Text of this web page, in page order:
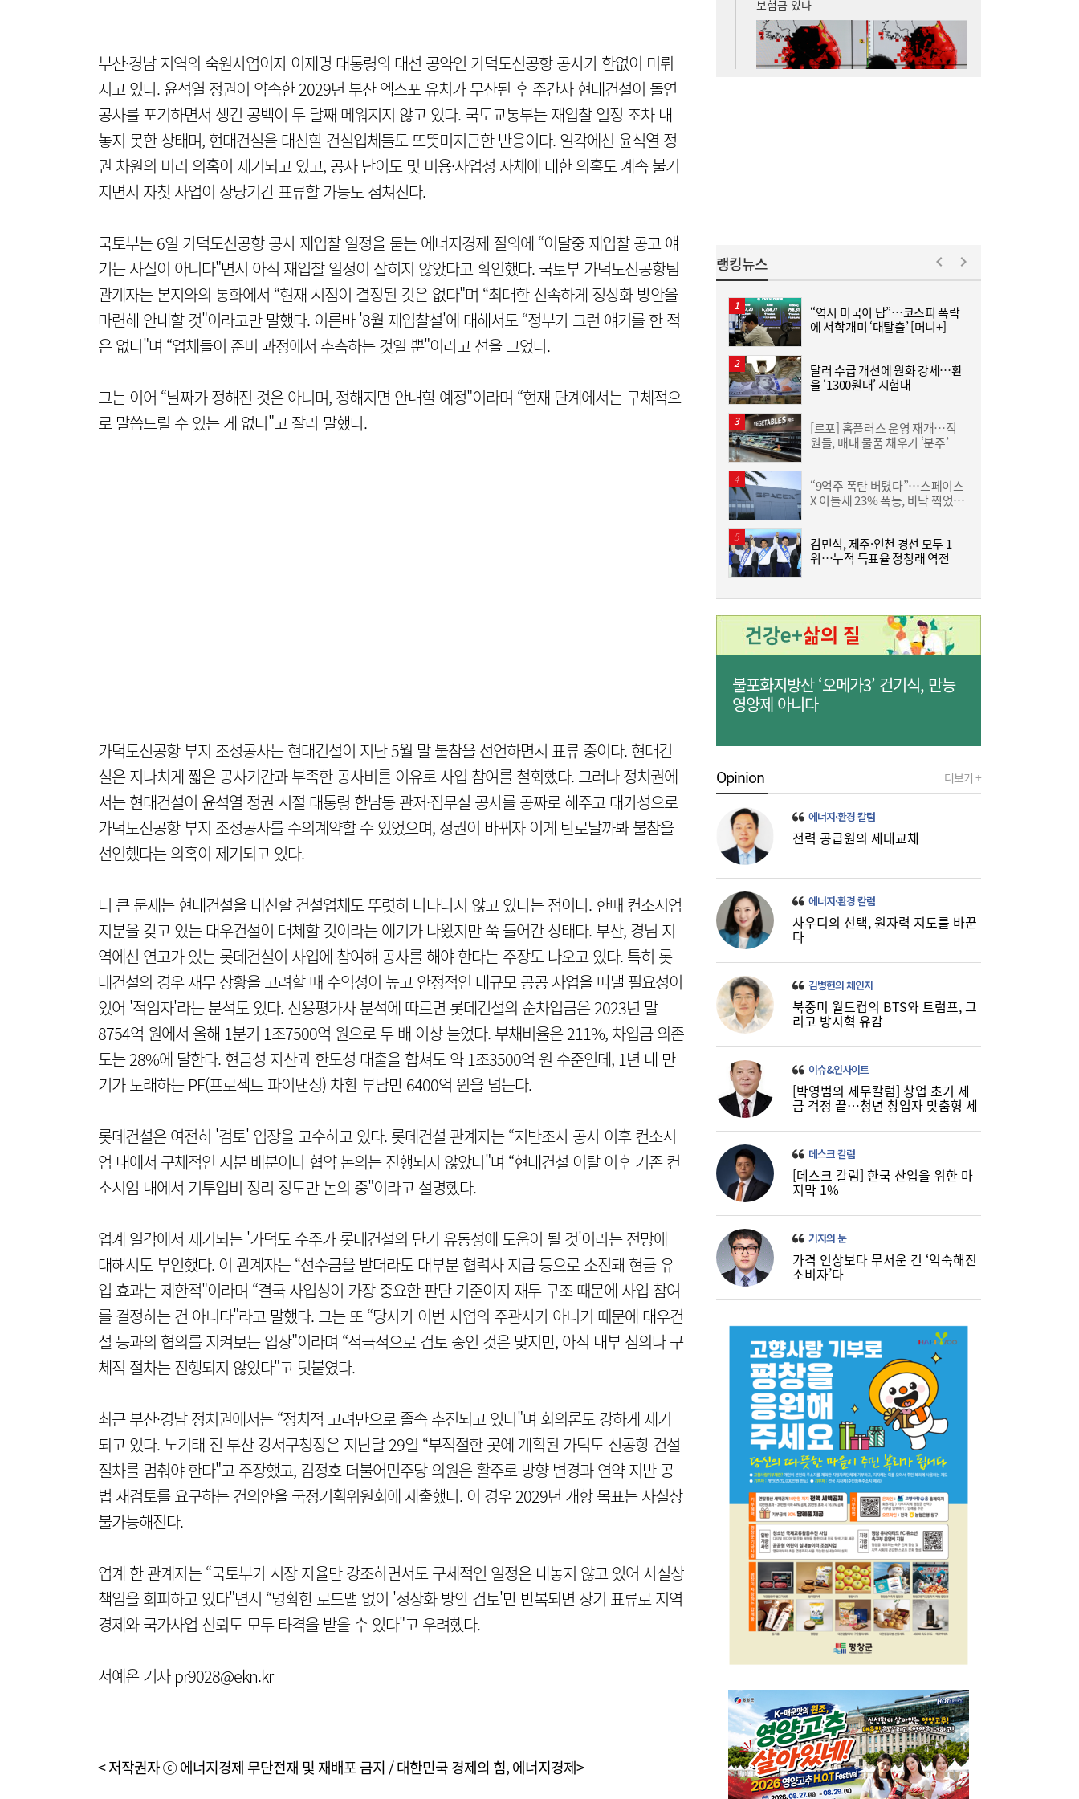
부산·경남 지역의 숙원사업이자 이재명 대통령의 대선 공약인 가덕도신공항 공사가 한없이 미뤄
지고 있다. 윤석열 정권이 약속한 2029년 부산 엑스포 유치가 무산된 후 주간사 현대건설이 돌연
공사를 포기하면서 생긴 공백이 두 달째 메워지지 않고 있다. 국토교통부는 재입찰 일정 조차 내
놓지 못한 상태며, 현대건설을 대신할 건설업체들도 뜨뜻미지근한 반응이다. 일각에선 윤석열 정
권 차원의 비리 의혹이 제기되고 있고, 공사 난이도 및 비용·사업성 자체에 대한 의혹도 계속 불거
지면서 자칫 사업이 상당기간 표류할 가능도 점쳐진다.
국토부는 6일 가덕도신공항 공사 재입찰 일정을 묻는 에너지경제 질의에 “이달중 재입찰 공고 얘
기는 사실이 아니다"면서 아직 재입찰 일정이 잡히지 않았다고 확인했다. 국토부 가덕도신공항팀
관계자는 본지와의 통화에서 “현재 시점이 결정된 것은 없다"며 “최대한 신속하게 정상화 방안을
마련해 안내할 것"이라고만 말했다. 이른바 '8월 재입찰설'에 대해서도 “정부가 그런 얘기를 한 적
은 없다"며 “업체들이 준비 과정에서 추측하는 것일 뿐"이라고 선을 그었다.
그는 이어 “날짜가 정해진 것은 아니며, 정해지면 안내할 예정"이라며 “현재 단계에서는 구체적으
로 말씀드릴 수 있는 게 없다"고 잘라 말했다.
가덕도신공항 부지 조성공사는 현대건설이 지난 5월 말 불참을 선언하면서 표류 중이다. 현대건
설은 지나치게 짧은 공사기간과 부족한 공사비를 이유로 사업 참여를 철회했다. 그러나 정치권에
서는 현대건설이 윤석열 정권 시절 대통령 한남동 관저·집무실 공사를 공짜로 해주고 대가성으로
가덕도신공항 부지 조성공사를 수의계약할 수 있었으며, 정권이 바뀌자 이게 탄로날까봐 불참을
선언했다는 의혹이 제기되고 있다.
더 큰 문제는 현대건설을 대신할 건설업체도 뚜렷히 나타나지 않고 있다는 점이다. 한때 컨소시엄
지분을 갖고 있는 대우건설이 대체할 것이라는 얘기가 나왔지만 쑥 들어간 상태다. 부산, 경님 지
역에선 연고가 있는 롯데건설이 사업에 참여해 공사를 해야 한다는 주장도 나오고 있다. 특히 롯
데건설의 경우 재무 상황을 고려할 때 수익성이 높고 안정적인 대규모 공공 사업을 따낼 필요성이
있어 '적임자'라는 분석도 있다. 신용평가사 분석에 따르면 롯데건설의 순차입금은 2023년 말
8754억 원에서 올해 1분기 1조7500억 원으로 두 배 이상 늘었다. 부채비율은 211%, 차입금 의존
도는 28%에 달한다. 현금성 자산과 한도성 대출을 합쳐도 약 1조3500억 원 수준인데, 1년 내 만
기가 도래하는 PF(프로젝트 파이낸싱) 차환 부담만 6400억 원을 넘는다.
롯데건설은 여전히 '검토' 입장을 고수하고 있다. 롯데건설 관계자는 “지반조사 공사 이후 컨소시
엄 내에서 구체적인 지분 배분이나 협약 논의는 진행되지 않았다"며 “현대건설 이탈 이후 기존 컨
소시엄 내에서 기투입비 정리 정도만 논의 중"이라고 설명했다.
업계 일각에서 제기되는 '가덕도 수주가 롯데건설의 단기 유동성에 도움이 될 것'이라는 전망에
대해서도 부인했다. 이 관계자는 “선수금을 받더라도 대부분 협력사 지급 등으로 소진돼 현금 유
입 효과는 제한적"이라며 “결국 사업성이 가장 중요한 판단 기준이지 재무 구조 때문에 사업 참여
를 결정하는 건 아니다"라고 말했다. 그는 또 “당사가 이번 사업의 주관사가 아니기 때문에 대우건
설 등과의 협의를 지켜보는 입장"이라며 “적극적으로 검토 중인 것은 맞지만, 아직 내부 심의나 구
체적 절차는 진행되지 않았다"고 덧붙였다.
최근 부산·경남 정치권에서는 “정치적 고려만으로 졸속 추진되고 있다"며 회의론도 강하게 제기
되고 있다. 노기태 전 부산 강서구청장은 지난달 29일 “부적절한 곳에 계획된 가덕도 신공항 건설
절차를 멈춰야 한다"고 주장했고, 김정호 더불어민주당 의원은 활주로 방향 변경과 연약 지반 공
법 재검토를 요구하는 건의안을 국정기획위원회에 제출했다. 이 경우 2029년 개항 목표는 사실상
불가능해진다.
업계 한 관계자는 “국토부가 시장 자율만 강조하면서도 구체적인 일정은 내놓지 않고 있어 사실상
책임을 회피하고 있다"면서 “명확한 로드맵 없이 '정상화 방안 검토'만 반복되면 장기 표류로 지역
경제와 국가사업 신뢰도 모두 타격을 받을 수 있다"고 우려했다.
서예온 기자 pr9028@ekn.kr
< 저작권자 ⓒ 에너지경제 무단전재 및 재배포 금지 / 대한민국 경제의 힘, 에너지경제>
14:24
김민석 “갈등 제로” vs 정청래 “한 번 배신하
면 또”…제주서 난타전
13:11
줄었던 中企 대출, 한 달 만에 반등…5대 은
행, 기업대출 확대
11:20
“역시 미국이 답”…코스피 폭락에 서학개미
‘대탈출’ [머니+]
이쯤되면 ‘내홍위’…국힘 윤리위원 또 사퇴,
윤리위 내부 갈등 확산
랭킹뉴스
“역시 미국이 답”…코스피 폭락
에 서학개미 ‘대탈출’ [머니+]
달러 수급 개선에 원화 강세…환
율 ‘1300원대’ 시험대
[르포] 홈플러스 운영 재개…직
원들, 매대 물품 채우기 ‘분주’
“9억주 폭탄 버텼다”…스페이스
X 이틀새 23% 폭등, 바닥 찍었나
김민석, 제주·인천 경선 모두 1
위…누적 득표율 정청래 역전
불포화지방산 ‘오메가3’ 건기식, 만능
영양제 아니다
Opinion 더보기 +
에너지·환경 칼럼
전력 공급원의 세대교체
에너지·환경 칼럼
사우디의 선택, 원자력 지도를 바꾼
다
김병헌의 체인지
북중미 월드컵의 BTS와 트럼프, 그
리고 방시혁 유감
이슈&인사이트
[박영범의 세무칼럼] 창업 초기 세
금 걱정 끝…청년 창업자 맞춤형 세
데스크 칼럼
[데스크 칼럼] 한국 산업을 위한 마
지막 1%
기자의 눈
가격 인상보다 무서운 건 ‘익숙해진
소비자’다